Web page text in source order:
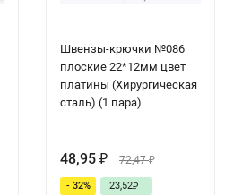
Швензы-крючки №086
плоские 22*12мм цвет
платины (Хирургическая
сталь) (1 пара)
48,95 ₽ 72,47₽
- 32% 23,52₽